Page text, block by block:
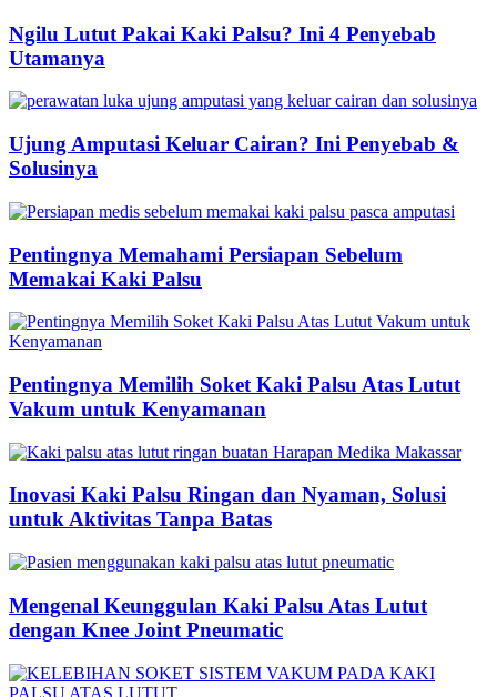
Ngilu Lutut Pakai Kaki Palsu? Ini 4 Penyebab
Utamanya
Ujung Amputasi Keluar Cairan? Ini Penyebab &
Solusinya
Pentingnya Memahami Persiapan Sebelum
Memakai Kaki Palsu
Pentingnya Memilih Soket Kaki Palsu Atas Lutut
Vakum untuk Kenyamanan
Inovasi Kaki Palsu Ringan dan Nyaman, Solusi
untuk Aktivitas Tanpa Batas
Mengenal Keunggulan Kaki Palsu Atas Lutut
dengan Knee Joint Pneumatic